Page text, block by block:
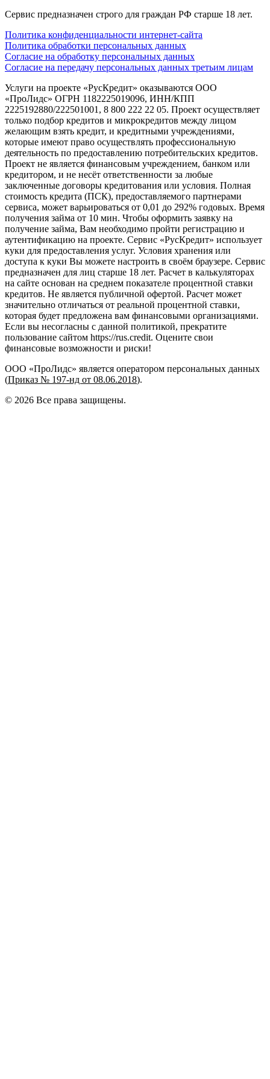
Сервис предназначен строго для граждан РФ старше 18 лет.
Политика конфиденциальности интернет-сайта
Политика обработки персональных данных
Согласие на обработку персональных данных
Согласие на передачу персональных данных третьим лицам
Услуги на проекте «РусКредит» оказываются ООО
«ПроЛидс» ОГРН 1182225019096, ИНН/КПП
2225192880/222501001, 8 800 222 22 05. Проект осуществляет
только подбор кредитов и микрокредитов между лицом
желающим взять кредит, и кредитными учреждениями,
которые имеют право осуществлять профессиональную
деятельность по предоставлению потребительских кредитов.
Проект не является финансовым учреждением, банком или
кредитором, и не несёт ответственности за любые
заключенные договоры кредитования или условия. Полная
стоимость кредита (ПСК), предоставляемого партнерами
сервиса, может варьироваться от 0,01 до 292% годовых. Время
получения займа от 10 мин. Чтобы оформить заявку на
получение займа, Вам необходимо пройти регистрацию и
аутентификацию на проекте. Сервис «РусКредит» использует
куки для предоставления услуг. Условия хранения или
доступа к куки Вы можете настроить в своём браузере. Сервис
предназначен для лиц старше 18 лет. Расчет в калькуляторах
на сайте основан на среднем показателе процентной ставки
кредитов. Не является публичной офертой. Расчет может
значительно отличаться от реальной процентной ставки,
которая будет предложена вам финансовыми организациями.
Если вы несогласны с данной политикой, прекратите
пользование сайтом https://rus.credit. Оцените свои
финансовые возможности и риски!
ООО «ПроЛидс» является оператором персональных данных
(Приказ № 197-нд от 08.06.2018).
© 2026 Все права защищены.